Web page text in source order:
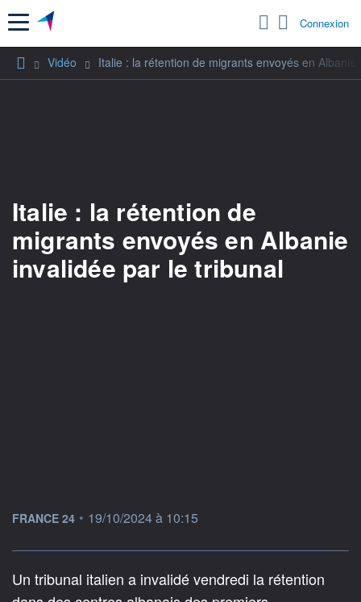
Menu Connexion
Vidéo Italie : la rétention de migrants envoyés en
Italie : la rétention de
migrants envoyés en Albanie
invalidée par le tribunal
information fournie par
FRANCE 24 • 19/10/2024 à 10:15
Un tribunal italien a invalidé vendredi la rétention